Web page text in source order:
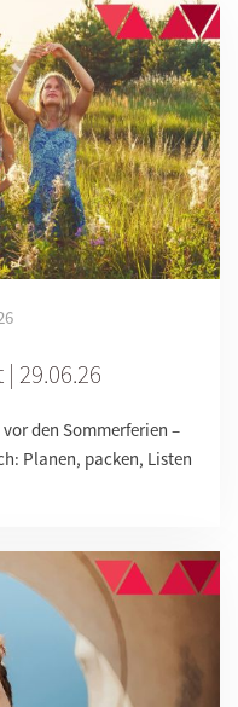
29.06.26
den Sommerferien –
Planen, packen, Listen